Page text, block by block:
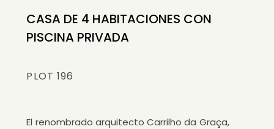
CASA DE 4 HABITACIONES CON
PISCINA PRIVADA
PLOT 196
El renombrado arquitecto Carrilho da Graça,